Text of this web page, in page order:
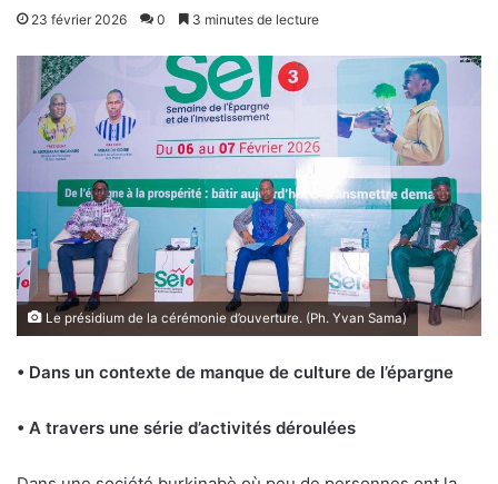
23 février 2026 0 3 minutes de lecture
Le présidium de la cérémonie d’ouverture. (Ph. Yvan Sama)
• Dans un contexte de manque de culture de l’épargne
• A travers une série d’activités déroulées